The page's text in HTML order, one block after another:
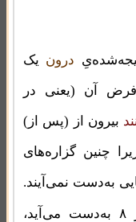
درون یک
آن (یعنی در
بیرون از (پس از)
چنین گزاره‌های
به‌دست نمی‌آیند.